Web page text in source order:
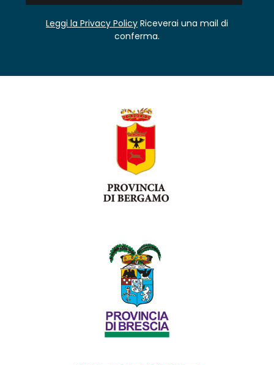
Leggi la Privacy Policy Riceverai una mail di
conferma.